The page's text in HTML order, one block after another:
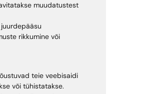
muudatustest
rikkumine või
teie veebisaidi
või tühistatakse.